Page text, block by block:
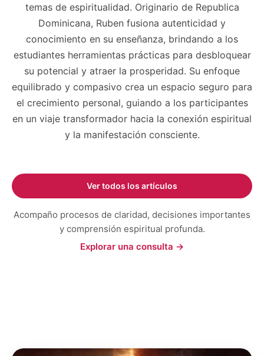
temas de espiritualidad. Originario de Republica
Dominicana, Ruben fusiona autenticidad y
conocimiento en su enseñanza, brindando a los
estudiantes herramientas prácticas para desbloquear
su potencial y atraer la prosperidad. Su enfoque
equilibrado y compasivo crea un espacio seguro para
el crecimiento personal, guiando a los participantes
en un viaje transformador hacia la conexión espiritual
y la manifestación consciente.
Ver todos los artículos
Acompaño procesos de claridad, decisiones importantes
y comprensión espiritual profunda.
Explorar una consulta →